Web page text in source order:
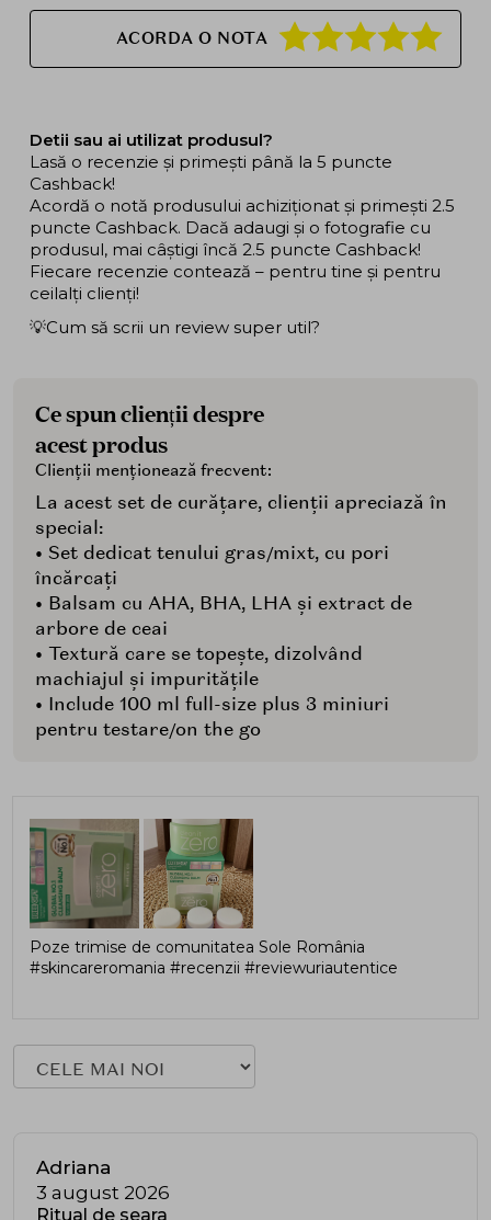
ACORDA O NOTA
Detii sau ai utilizat produsul?
Lasă o recenzie și primești până la 5 puncte
Cashback!
Acordă o notă produsului achiziționat și primești 2.5
puncte Cashback. Dacă adaugi și o fotografie cu
produsul, mai câștigi încă 2.5 puncte Cashback!
Fiecare recenzie contează – pentru tine și pentru
ceilalți clienți!
💡Cum să scrii un review super util?
Ce spun clienții despre
acest produs
Clienții menționează frecvent:
La acest set de curățare, clienții apreciază în
special:
• Set dedicat tenului gras/mixt, cu pori
încărcați
• Balsam cu AHA, BHA, LHA și extract de
arbore de ceai
• Textură care se topește, dizolvând
machiajul și impuritățile
• Include 100 ml full-size plus 3 miniuri
pentru testare/on the go
Poze trimise de comunitatea Sole România
#skincareromania #recenzii #reviewuriautentice
Adriana
3 august 2026
Ritual de seara